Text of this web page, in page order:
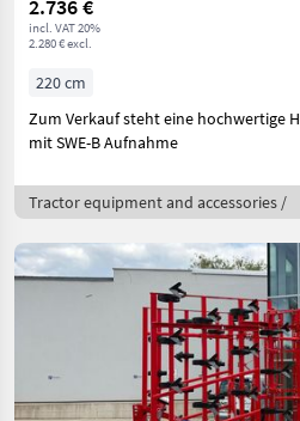
2.736 €
incl. VAT 20%
2.280 € excl.
220 cm
Zum Verkauf steht eine hochwertige
mit SWE-B Aufnahme
Tractor equipment and accessories /